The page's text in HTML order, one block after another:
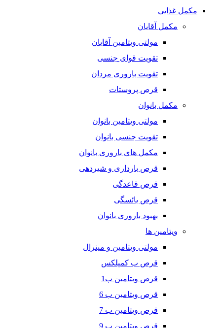
مکمل غذایی
مکمل آقایان
مولتی ویتامین آقایان
تقویت قوای جنسی
تقویت باروری مردان
قرص پروستات
مکمل بانوان
مولتی ویتامین بانوان
تقویت جنسی بانوان
مکمل های باروری بانوان
قرص بارداری و شیردهی
قرص قاعدگی
قرص یائسگی
بهبود باروری بانوان
ویتامین ها
مولتی ویتامین و مینرال
قرص ب کمپلکس
قرص ویتامین ب1
قرص ویتامین ب 6
قرص ویتامین ب 7
قرص ویتامین ب 9